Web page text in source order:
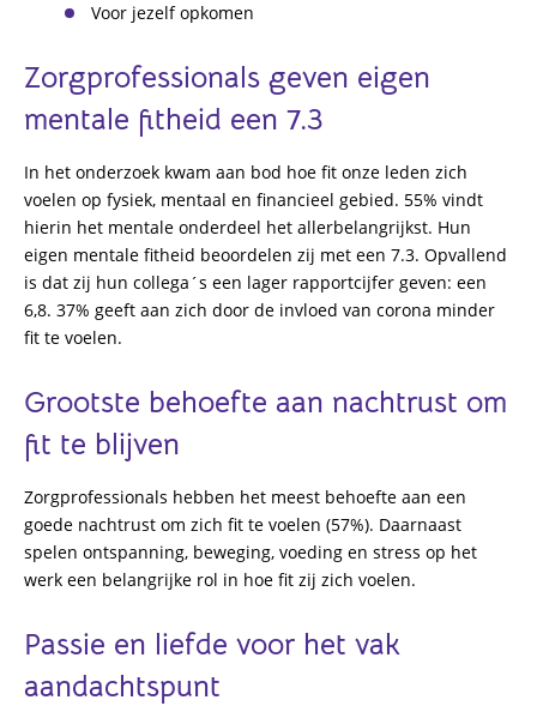
Voor jezelf opkomen
Zorgprofessionals geven eigen
mentale fitheid een 7.3
In het onderzoek kwam aan bod hoe fit onze leden zich
voelen op fysiek, mentaal en financieel gebied. 55% vindt
hierin het mentale onderdeel het allerbelangrijkst. Hun
eigen mentale fitheid beoordelen zij met een 7.3. Opvallend
is dat zij hun collega´s een lager rapportcijfer geven: een
6,8. 37% geeft aan zich door de invloed van corona minder
fit te voelen.
Grootste behoefte aan nachtrust om
fit te blijven
Zorgprofessionals hebben het meest behoefte aan een
goede nachtrust om zich fit te voelen (57%). Daarnaast
spelen ontspanning, beweging, voeding en stress op het
werk een belangrijke rol in hoe fit zij zich voelen.
Passie en liefde voor het vak
aandachtspunt